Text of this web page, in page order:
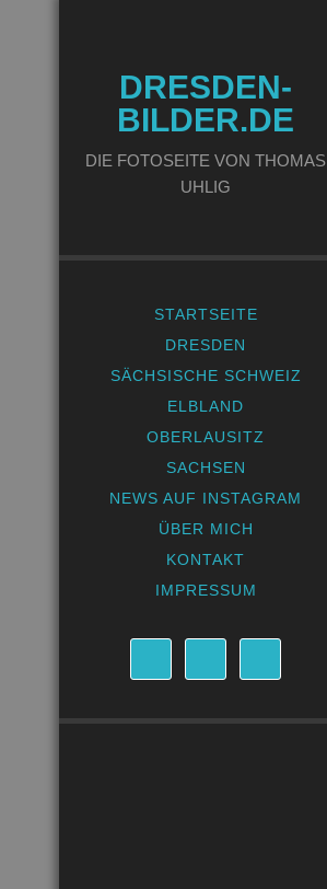
DRESDEN-
BILDER.DE
DIE FOTOSEITE VON THOMAS
UHLIG
STARTSEITE
DRESDEN
SÄCHSISCHE SCHWEIZ
ELBLAND
OBERLAUSITZ
SACHSEN
NEWS AUF INSTAGRAM
ÜBER MICH
KONTAKT
IMPRESSUM